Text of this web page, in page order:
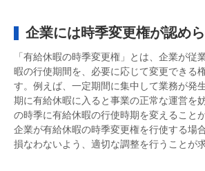
企業には時季変更権が認め
「有給休暇の時季変更権」とは、企業が従
暇の行使期間を、必要に応じて変更できる
す。例えば、一定期間に集中して業務が発
期に有給休暇に入ると事業の正常な運営を
の時季に有給休暇の行使時期を変えること
企業が有給休暇の時季変更権を行使する場
損なわないよう、適切な調整を行うことが